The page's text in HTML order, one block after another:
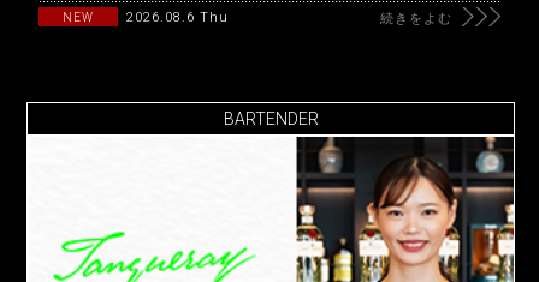
NEW 2026.08.6 Thu 続きをよむ
BARTENDER